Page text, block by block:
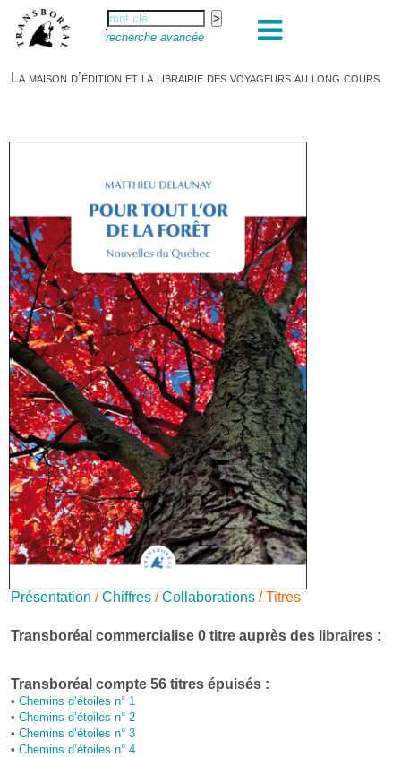
recherche avancée
La maison d’édition et la librairie des voyageurs au long cours
Présentation /Chiffres /Collaborations / Titres
Transboréal commercialise 0 titre auprès des libraires :
Transboréal compte 56 titres épuisés :
• Chemins d’étoiles n° 1
• Chemins d’étoiles n° 2
• Chemins d’étoiles n° 3
• Chemins d’étoiles n° 4